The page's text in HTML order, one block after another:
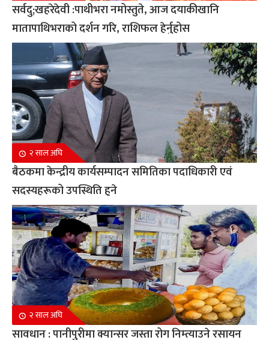
सर्वदु;खहरेदेवी :पाथीभरा नमोस्तुते, आज दयाकीखानि
मातापाथिभराको दर्शन गरि, राशिफल हेर्नुहोस
२ साल अघि
बैठकमा केन्द्रीय कार्यसम्पादन समितिका पदाधिकारी एवं
सदस्यहरूको उपस्थिति हुने
२ साल अघि
सावधान : पानीपुरीमा क्यान्सर जस्ता रोग निम्त्याउने रसायन